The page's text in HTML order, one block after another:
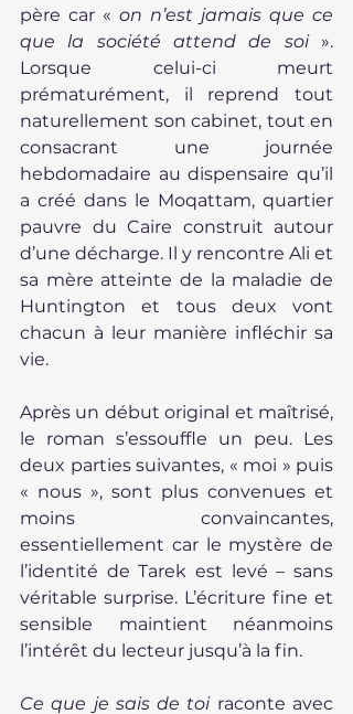
père car « on n’est jamais que ce
que la société attend de soi ».
Lorsque celui-ci meurt
prématurément, il reprend tout
naturellement son cabinet, tout en
consacrant une journée
hebdomadaire au dispensaire qu’il
a créé dans le Moqattam, quartier
pauvre du Caire construit autour
d’une décharge. Il y rencontre Ali et
sa mère atteinte de la maladie de
Huntington et tous deux vont
chacun à leur manière infléchir sa
vie.
Après un début original et maîtrisé,
le roman s’essouffle un peu. Les
deux parties suivantes, « moi » puis
« nous », sont plus convenues et
moins convaincantes,
essentiellement car le mystère de
l’identité de Tarek est levé – sans
véritable surprise. L’écriture fine et
sensible maintient néanmoins
l’intérêt du lecteur jusqu’à la fin.
Ce que je sais de toi raconte avec